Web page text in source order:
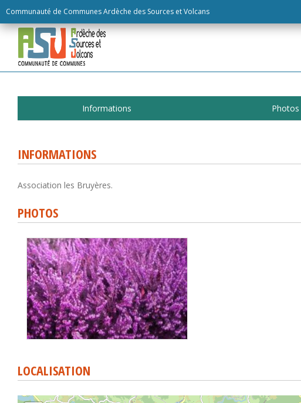
Communauté de Communes Ardèche des Sources et Volcans
to
content
Informations Photos
INFORMATIONS
Association les Bruyères.
PHOTOS
LOCALISATION